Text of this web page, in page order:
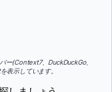
ー(Context7、DuckDuckGo、
示しています。